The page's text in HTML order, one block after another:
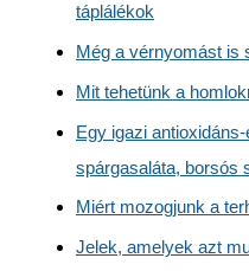
táplálékok
Még a vérnyomást is
Mit tehetünk a
Egy igazi
spárgasaláta, borsós
Miért mozogjunk a
Jelek, amelyek azt